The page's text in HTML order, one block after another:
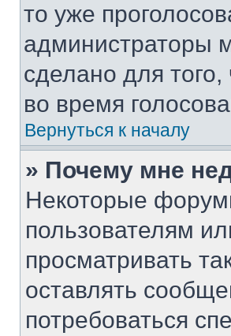
то уже
администраторы
сделано для
во время
Вернуться к началу
» Почему мне
Некоторые
пользователям
просматривать
оставлять
потребоваться